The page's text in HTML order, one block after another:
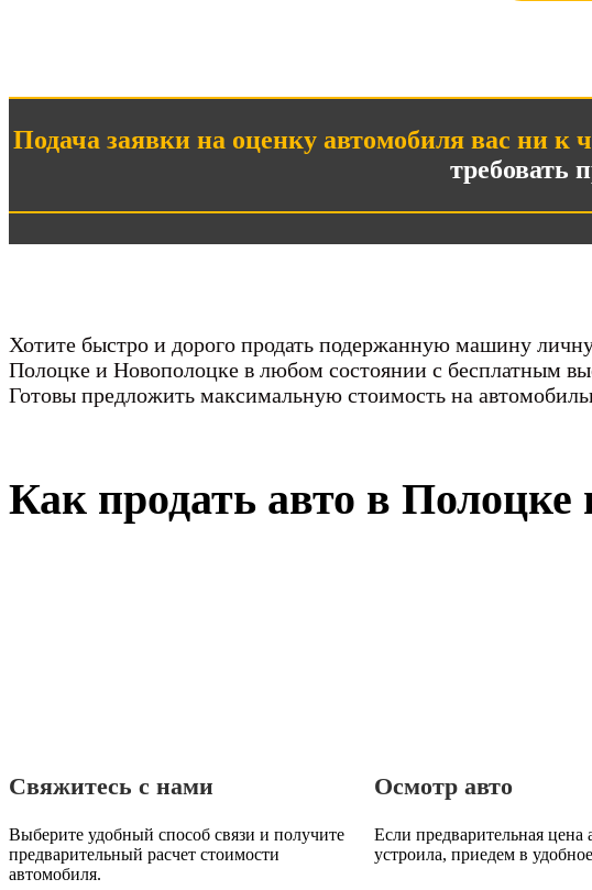
Подача заявки на оценку автомобиля вас ни к
требовать
Хотите быстро и дорого продать подержанную машину
Полоцке и Новополоцке в любом состоянии с бесплатным
Готовы предложить максимальную стоимость на
Как продать авто в
Свяжитесь с нами
Выберите удобный способ связи и получите
предварительный расчет стоимости
автомобиля.
Осмотр авто
Если предварительная цена
устроила, приедем в